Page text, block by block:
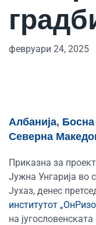
февруари 24, 2025
Албанија,
Северна
Приказна за
Јужна Унгарија во
Јухаз, денес
институтот
на